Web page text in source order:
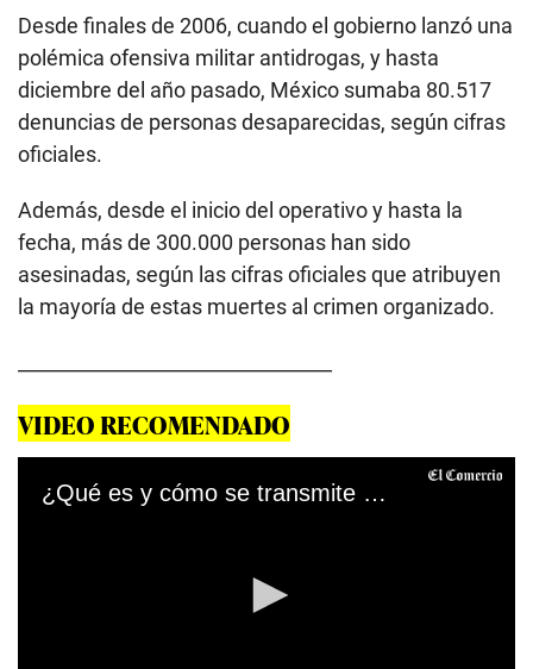
Desde finales de 2006, cuando el gobierno lanzó una
polémica ofensiva militar antidrogas, y hasta
diciembre del año pasado, México sumaba 80.517
denuncias de personas desaparecidas, según cifras
oficiales.
Además, desde el inicio del operativo y hasta la
fecha, más de 300.000 personas han sido
asesinadas, según las cifras oficiales que atribuyen
la mayoría de estas muertes al crimen organizado.
VIDEO RECOMENDADO
¿Qué es y cómo se transmite el Coronavirus que surgió en China?